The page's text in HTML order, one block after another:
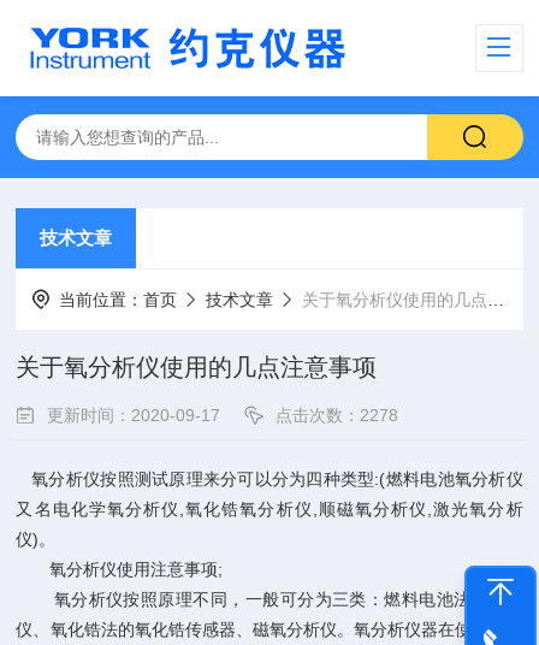
技术文章
当前位置：首页 技术文章 关于氧分析仪使用的几点注意事项
关于氧分析仪使用的几点注意事项
更新时间：2020-09-17 点击次数：2278
氧分析仪按照测试原理来分可以分为四种类型:(燃料电池氧分析仪
又名电化学氧分析仪,氧化锆氧分析仪,顺磁氧分析仪,激光氧分析
仪)。
氧分析仪使用注意事项;
氧分析仪按照原理不同，一般可分为三类：燃料电池法氧分析
仪、氧化锆法的氧化锆传感器、磁氧分析仪。氧分析仪器在使用中有